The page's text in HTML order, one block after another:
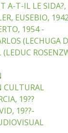
A-T-IL LE
EUSEBIO,
1954 -
(LECHUGA
(LEDUC
CULTURAL
19??
19??-